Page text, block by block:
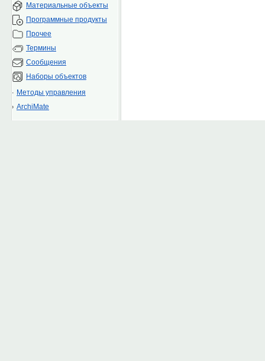
Материальные объекты
Программные продукты
Прочее
Термины
Сообщения
Наборы объектов
Методы управления
ArchiMate